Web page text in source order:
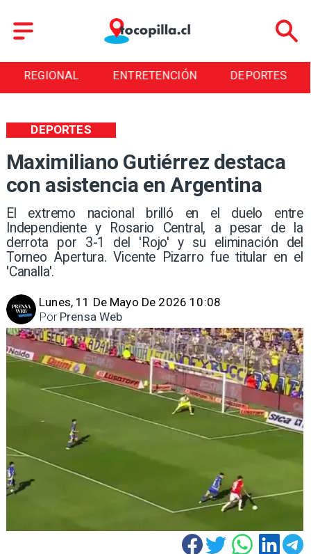
REGIONAL ENTRETENCIÓN DEPORTES
Maximiliano Gutiérrez destaca
con asistencia en Argentina
El extremo nacional brilló en el duelo entre
Independiente y Rosario Central, a pesar de la
derrota por 3-1 del 'Rojo' y su eliminación del
Torneo Apertura. Vicente Pizarro fue titular en el
'Canalla'.
DEPORTES
Lunes, 11 De Mayo De 2026 10:08
Prensa Web
Por